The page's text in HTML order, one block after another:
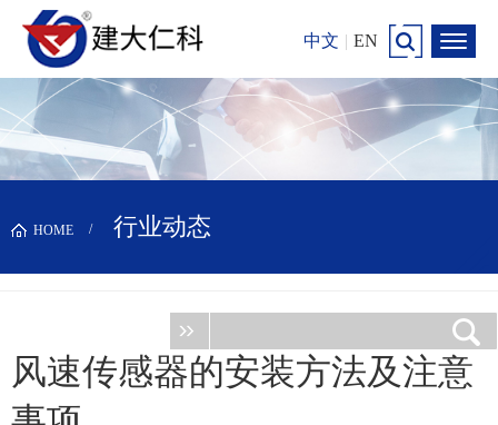
中文 | EN
HOME 行业动态
风速传感器的安装方法及注意